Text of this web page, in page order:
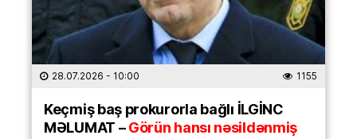
28.07.2026 - 10:00 1155
Keçmiş baş prokurorla bağlı İLGİNC
MƏLUMAT –Görün hansı nəsildənmiş